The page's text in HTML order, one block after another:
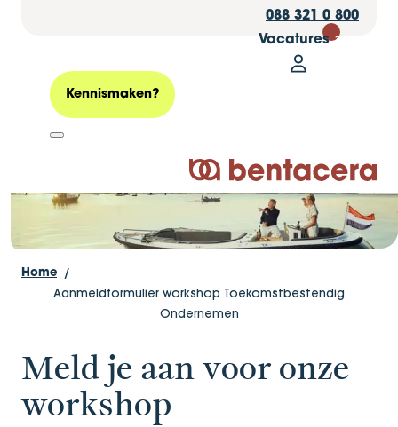
088 321 0 800
Vacatures 30
Mijn
Logo Bentacera
Kennismaken?
Aanmelden
Home
Aanmeldformulier workshop Toekomstbestendig
Ondernemen
Meld je aan voor onze
workshop